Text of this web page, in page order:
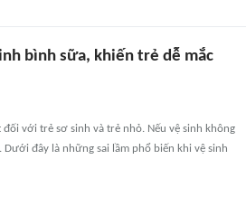
bình sữa, khiến trẻ dễ mắc
với trẻ sơ sinh và trẻ nhỏ. Nếu vệ sinh không
Dưới đây là những sai lầm phổ biến khi vệ sinh